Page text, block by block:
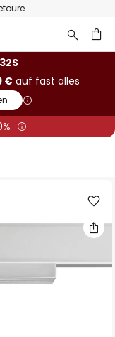
€auf fast alles